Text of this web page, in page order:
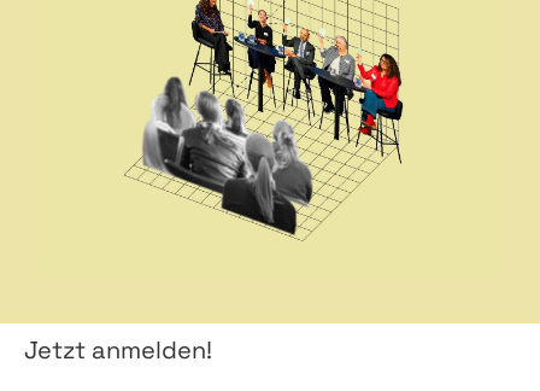
Jetzt anmelden!